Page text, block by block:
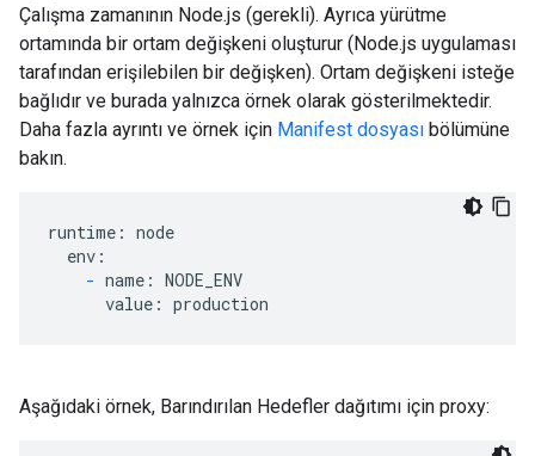
Çalışma zamanının Node.js (gerekli). Ayrıca yürütme
ortamında bir ortam değişkeni oluşturur (Node.js uygulaması
tarafından erişilebilen bir değişken). Ortam değişkeni isteğe
bağlıdır ve burada yalnızca örnek olarak gösterilmektedir.
Daha fazla ayrıntı ve örnek için Manifest dosyası bölümüne
bakın.
runtime: node
  env:
- name: NODE_ENV
      value: production
Aşağıdaki örnek, Barındırılan Hedefler dağıtımı için proxy: